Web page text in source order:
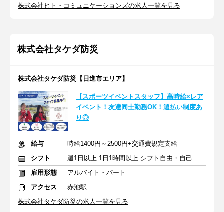
株式会社ヒト・コミュニケーションズの求人一覧を見る
株式会社タケダ防災
株式会社タケダ防災【日進市エリア】
【スポーツイベントスタッフ】高時給×レア
イベント！友達同士勤務OK！週払い制度あ
り◎
給与
時給1400円～2500円+交通費規定支給
シフト
週1日以上 1日1時間以上 シフト自由・自己申告
雇用形態
アルバイト・パート
アクセス
赤池駅
株式会社タケダ防災の求人一覧を見る